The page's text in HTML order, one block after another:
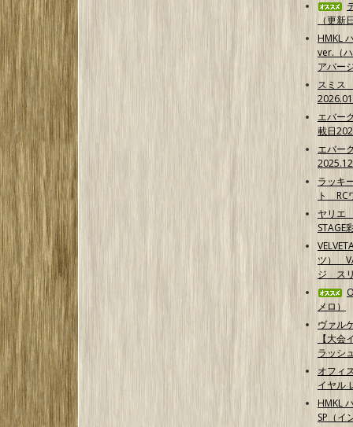
（更新
HMKL
ver.（
アバー
スミス
エバー
載日
エバー
ラッキ
ト RC
ヤリエ
STAGE
ツ）
ジ ス
メロ）
ヴァル
【大会
ラッシ
オフィ
イヤル
HMKL
SP（イ